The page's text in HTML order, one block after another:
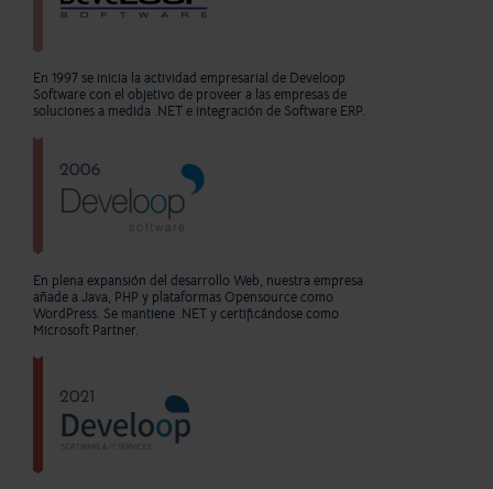
En 1997 se inicia la actividad empresarial de Develoop
Software con el objetivo de proveer a las empresas de
soluciones a medida .NET e integración de Software ERP.
En plena expansión del desarrollo Web, nuestra empresa
añade a Java, PHP y plataformas Opensource como
WordPress. Se mantiene .NET y certificándose como
Microsoft Partner.